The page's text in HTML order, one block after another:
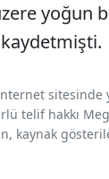
yoğun
sitesinde
telif hakkı
kaynak